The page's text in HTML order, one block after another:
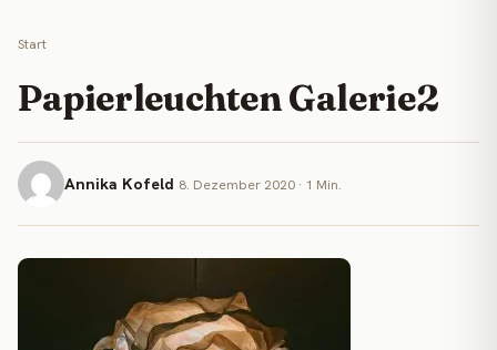
Start
Papierleuchten Galerie2
Annika Kofeld 8. Dezember 2020 · 1 Min.